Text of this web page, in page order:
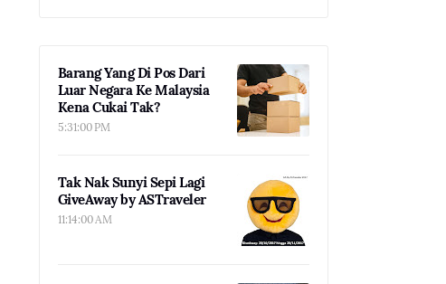
Barang Yang Di Pos Dari
Luar Negara Ke Malaysia
Kena Cukai Tak?
5:31:00 PM
Tak Nak Sunyi Sepi Lagi
GiveAway by ASTraveler
11:14:00 AM